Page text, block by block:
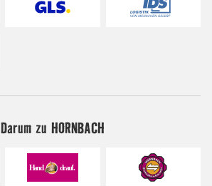
Darum zu HORNBACH